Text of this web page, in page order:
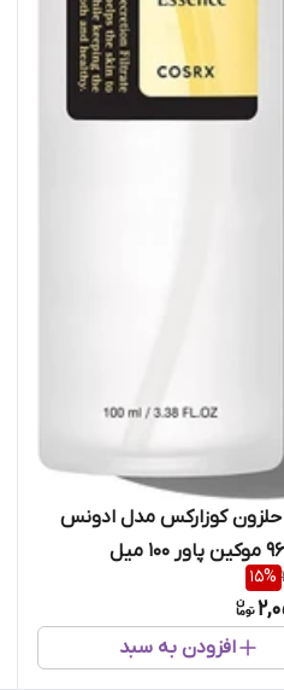
کوزارکس مدل ادونس
15%
افزودن به سبد